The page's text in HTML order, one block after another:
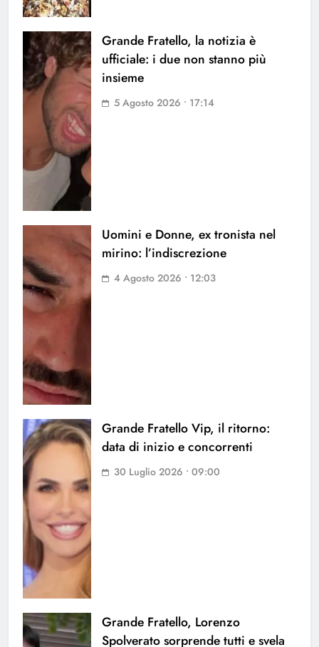
Grande Fratello, la notizia è
ufficiale: i due non stanno più
insieme
5 Agosto 2026 • 17:14
Uomini e Donne, ex tronista nel
mirino: l’indiscrezione
4 Agosto 2026 • 12:03
Grande Fratello Vip, il ritorno:
data di inizio e concorrenti
30 Luglio 2026 • 09:00
Grande Fratello, Lorenzo
Spolverato sorprende tutti e svela